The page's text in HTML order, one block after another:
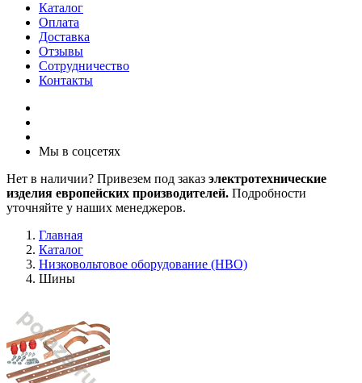
Каталог
Оплата
Доставка
Отзывы
Сотрудничество
Контакты
Мы в соцсетях
Нет в наличии? Привезем под заказ электротехнические
изделия европейских производителей. Подробности
уточняйте у наших менеджеров.
Главная
Каталог
Низковольтовое оборудование (НВО)
Шины